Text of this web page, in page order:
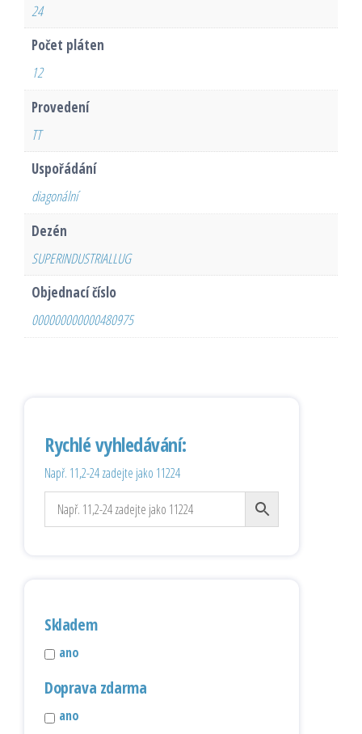
24
Počet pláten
12
Provedení
TT
Uspořádání
diagonální
Dezén
SUPERINDUSTRIALLUG
Objednací číslo
000000000000480975
Rychlé vyhledávání:
Např. 11,2-24 zadejte jako 11224
Skladem
ano
Doprava zdarma
ano